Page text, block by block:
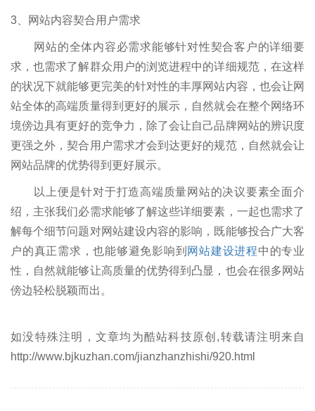
3、网站内容契合用户需求
网站的全体内容必需求能够针对性契合客户的详细要
求，也需求了解群众用户的浏览进程中的详细规范，在这样
的状况下就能够更完美的针对性的丰厚网站内容，也会让网
站全体的高端质量得到更好的展示，自然就会在整个网络环
境傍边具有更好的竞争力，除了会让自己品牌网站的辨识度
更强之外，契合用户需求才会到达更好的规范，自然就会让
网站品牌的优势得到更好展示。
以上便是针对于打造高端质量网站的决议要素全面介
绍，主张我们必需求能够了解这些详细要素，一起也需求了
解每个细节问题对网站建设内容的影响，既能够投合广大客
户的真正需求，也能够避免影响到 网站建设进程中的专业
性，自然就能够让高质量的优势得到凸显，也会在很多网站
傍边轻松脱颖而出。
如没特殊注明，文章均为酷站科技原创,转载请注明来自
http://www.bjkuzhan.com/jianzhanzhishi/920.html